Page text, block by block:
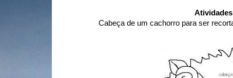
Cabeça de um cachorro para ser